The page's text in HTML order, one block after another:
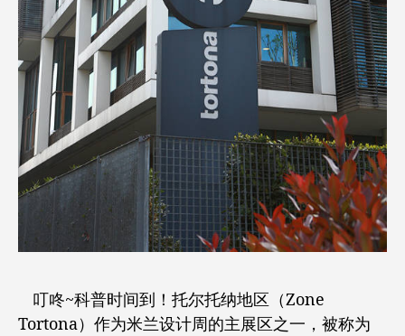
叮咚~科普时间到！托尔托纳地区（Zone
Tortona）作为米兰设计周的主展区之一，被称为